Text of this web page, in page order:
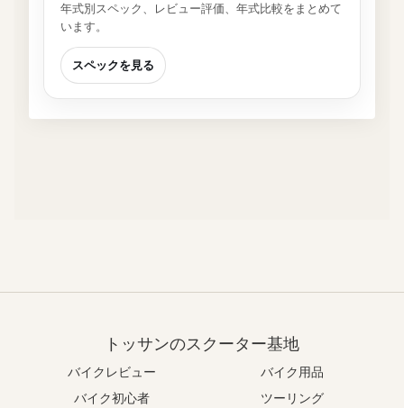
年式別スペック、レビュー評価、年式比較をまとめて
います。
スペックを見る
トッサンのスクーター基地
バイクレビュー
バイク用品
バイク初心者
ツーリング